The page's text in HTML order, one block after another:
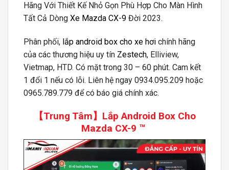
Hãng Với Thiết Kế Nhỏ Gọn Phù Hợp Cho Màn Hình
Tất Cả Dòng Xe Mazda CX-9 Đời 2023.
Phân phối, lắp android box cho xe hơi chính hãng
của các thương hiệu uy tín Zestech, Elliview,
Vietmap, HTD. Có mặt trong 30 – 60 phút. Cam kết
1 đổi 1 nếu có lỗi. Liên hệ ngay 0934.095.209 hoặc
0965.789.779 để có báo giá chính xác.
【Trung Tâm】 Lắp Android Box Cho
Mazda CX-9 ™